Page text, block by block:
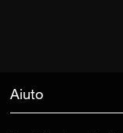
Aiuto